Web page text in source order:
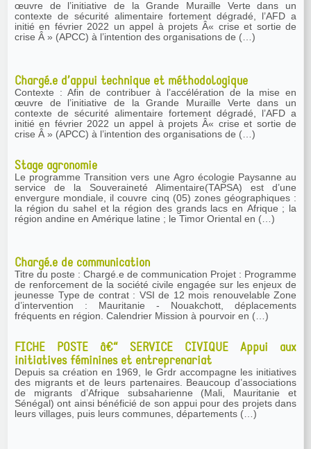
œuvre de l’initiative de la Grande Muraille Verte dans un
contexte de sécurité alimentaire fortement dégradé, l’AFD a
initié en février 2022 un appel à projets Â« crise et sortie de
crise Â » (APCC) à l’intention des organisations de (…)
Chargé.e d’appui technique et méthodologique
Contexte : Afin de contribuer à l’accélération de la mise en
œuvre de l’initiative de la Grande Muraille Verte dans un
contexte de sécurité alimentaire fortement dégradé, l’AFD a
initié en février 2022 un appel à projets Â« crise et sortie de
crise Â » (APCC) à l’intention des organisations de (…)
Stage agronomie
Le programme Transition vers une Agro écologie Paysanne au
service de la Souveraineté Alimentaire(TAPSA) est d’une
envergure mondiale, il couvre cinq (05) zones géographiques :
la région du sahel et la région des grands lacs en Afrique ; la
région andine en Amérique latine ; le Timor Oriental en (…)
Chargé.e de communication
Titre du poste : Chargé.e de communication Projet : Programme
de renforcement de la société civile engagée sur les enjeux de
jeunesse Type de contrat : VSI de 12 mois renouvelable Zone
d’intervention : Mauritanie - Nouakchott, déplacements
fréquents en région. Calendrier Mission à pourvoir en (…)
FICHE POSTE â€“ SERVICE CIVIQUE Appui aux
initiatives féminines et entreprenariat
Depuis sa création en 1969, le Grdr accompagne les initiatives
des migrants et de leurs partenaires. Beaucoup d’associations
de migrants d’Afrique subsaharienne (Mali, Mauritanie et
Sénégal) ont ainsi bénéficié de son appui pour des projets dans
leurs villages, puis leurs communes, départements (…)